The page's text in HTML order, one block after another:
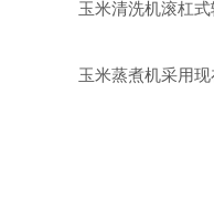
玉米清洗机滚杠
玉米蒸煮机采用